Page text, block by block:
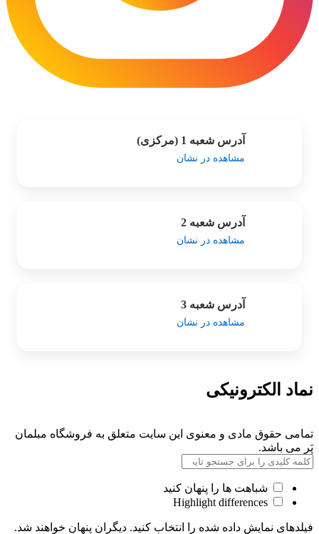
آدرس شعبه 1 (مرکزی)
مشاهده در نشان
آدرس شعبه 2
مشاهده در نشان
آدرس شعبه 3
مشاهده در نشان
نماد الکترونیکی
تمامی حقوق مادی و معنوی این سایت متعلق به فروشگاه مبلمان
پَر می باشد.
شباهت ها را پنهان کنید
فیلدهای نمایش داده شده را انتخاب کنید. دیگران پنهان خواهند شد.